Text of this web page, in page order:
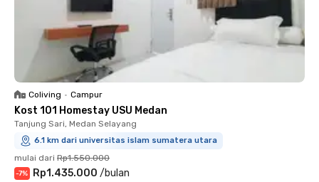
Coliving • Campur
Kost 101 Homestay USU Medan
Tanjung Sari, Medan Selayang
6.1 km dari universitas islam sumatera utara
mulai dari Rp1.550.000
-7% Rp1.435.000 /bulan